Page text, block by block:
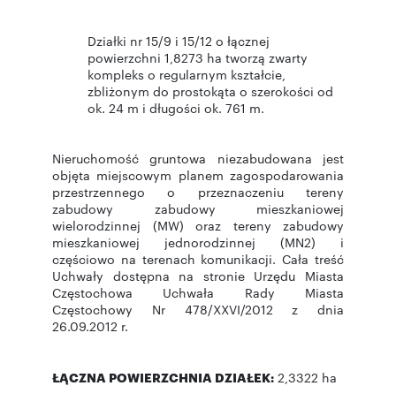
Działki nr 15/9 i 15/12 o łącznej
powierzchni 1,8273 ha tworzą zwarty
kompleks o regularnym kształcie,
zbliżonym do prostokąta o szerokości od
ok. 24 m i długości ok. 761 m.
Nieruchomość gruntowa niezabudowana jest
objęta miejscowym planem zagospodarowania
przestrzennego o przeznaczeniu tereny
zabudowy zabudowy mieszkaniowej
wielorodzinnej (MW) oraz tereny zabudowy
mieszkaniowej jednorodzinnej (MN2) i
częściowo na terenach komunikacji. Cała treść
Uchwały dostępna na stronie Urzędu Miasta
Częstochowa Uchwała Rady Miasta
Częstochowy Nr 478/XXVI/2012 z dnia
26.09.2012 r.
ŁĄCZNA POWIERZCHNIA DZIAŁEK: 2,3322 ha